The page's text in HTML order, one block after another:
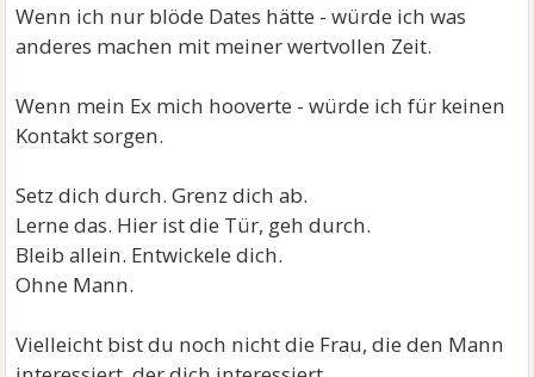
Wenn ich nur blöde Dates hätte - würde ich was
anderes machen mit meiner wertvollen Zeit.
Wenn mein Ex mich hooverte - würde ich für keinen
Kontakt sorgen.
Setz dich durch. Grenz dich ab.
Lerne das. Hier ist die Tür, geh durch.
Bleib allein. Entwickele dich.
Ohne Mann.
Vielleicht bist du noch nicht die Frau, die den Mann